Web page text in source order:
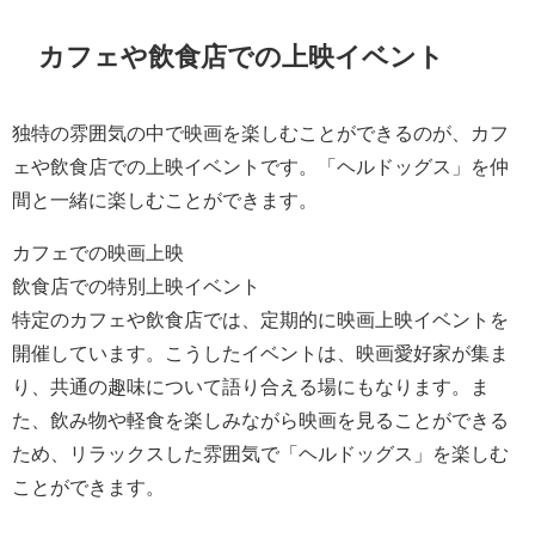
カフェや飲食店での上映イベント
独特の雰囲気の中で映画を楽しむことができるのが、カフ
ェや飲食店での上映イベントです。「ヘルドッグス」を仲
間と一緒に楽しむことができます。
カフェでの映画上映
飲食店での特別上映イベント
特定のカフェや飲食店では、定期的に映画上映イベントを
開催しています。こうしたイベントは、映画愛好家が集ま
り、共通の趣味について語り合える場にもなります。ま
た、飲み物や軽食を楽しみながら映画を見ることができる
ため、リラックスした雰囲気で「ヘルドッグス」を楽しむ
ことができます。